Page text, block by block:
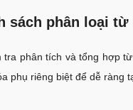
sách phân loại
tra phân tích và tổng hợp
phụ riêng biệt để dễ ràng